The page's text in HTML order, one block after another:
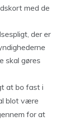
med de
der er
skal gøres
at bo fast i
blot være
for at